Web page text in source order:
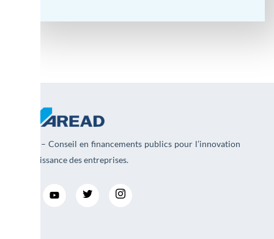
AREAD – Conseil en financements publics pour l’innovation
et la croissance des entreprises.